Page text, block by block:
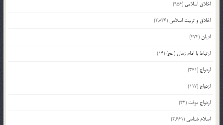
اخلاق اسلامی (956)
اخلاق و تربیت اسلامی (2,836)
ادیان(474)
ارتباط با امام زمان (عج)(14)
ازدواج (371)
ازدواج (117)
ازدواج موقت (32)
اسلام شناسی (2,661)